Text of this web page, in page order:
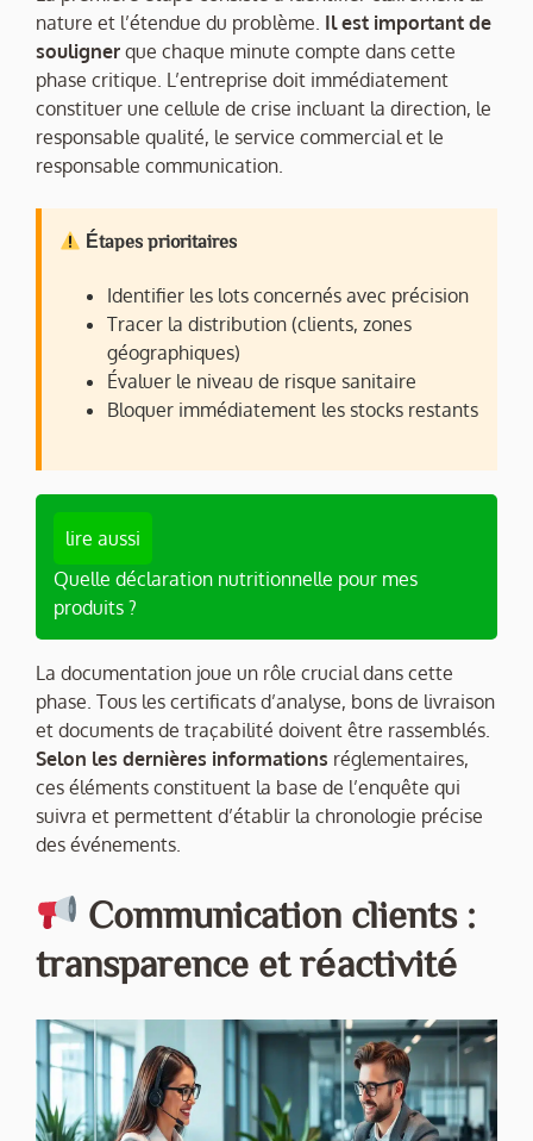
nature et l’étendue du problème. Il est important de
souligner que chaque minute compte dans cette
phase critique. L’entreprise doit immédiatement
constituer une cellule de crise incluant la direction, le
responsable qualité, le service commercial et le
responsable communication.
Étapes prioritaires
Identifier les lots concernés avec précision
Tracer la distribution (clients, zones
géographiques)
Évaluer le niveau de risque sanitaire
Bloquer immédiatement les stocks restants
lire aussi
Quelle déclaration nutritionnelle pour mes
produits ?
La documentation joue un rôle crucial dans cette
phase. Tous les certificats d’analyse, bons de livraison
et documents de traçabilité doivent être rassemblés.
Selon les dernières informations réglementaires,
ces éléments constituent la base de l’enquête qui
suivra et permettent d’établir la chronologie précise
des événements.
Communication clients :
transparence et réactivité